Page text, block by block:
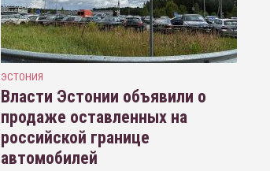
ЭСТОНИЯ
Власти Эстонии объявили о
продаже оставленных на
российской границе
автомобилей